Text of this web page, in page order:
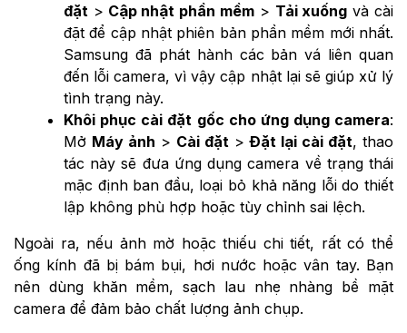
đặt > Cập nhật phần mềm > Tải xuống và cài
đặt để cập nhật phiên bản phần mềm mới nhất.
Samsung đã phát hành các bản vá liên quan
đến lỗi camera, vì vậy cập nhật lại sẽ giúp xử lý
tình trạng này.
Khôi phục cài đặt gốc cho ứng dụng camera:
Mở Máy ảnh > Cài đặt >Đặt lại cài đặt, thao
tác này sẽ đưa ứng dụng camera về trạng thái
mặc định ban đầu, loại bỏ khả năng lỗi do thiết
lập không phù hợp hoặc tùy chỉnh sai lệch.
Ngoài ra, nếu ảnh mờ hoặc thiếu chi tiết, rất có thể
ống kính đã bị bám bụi, hơi nước hoặc vân tay. Bạn
nên dùng khăn mềm, sạch lau nhẹ nhàng bề mặt
camera để đảm bảo chất lượng ảnh chụp.